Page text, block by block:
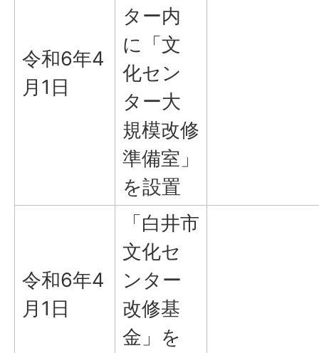
令和6年4
月1日
ター内
に「文
化セン
ター大
規模改修
準備室」
を設置
令和6年4
月1日
「白井市
文化セ
ンター
改修基
金」を